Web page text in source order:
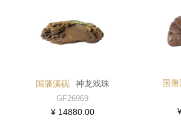
国藩溪砚 神龙戏珠
GF26969
¥ 14880.00
国